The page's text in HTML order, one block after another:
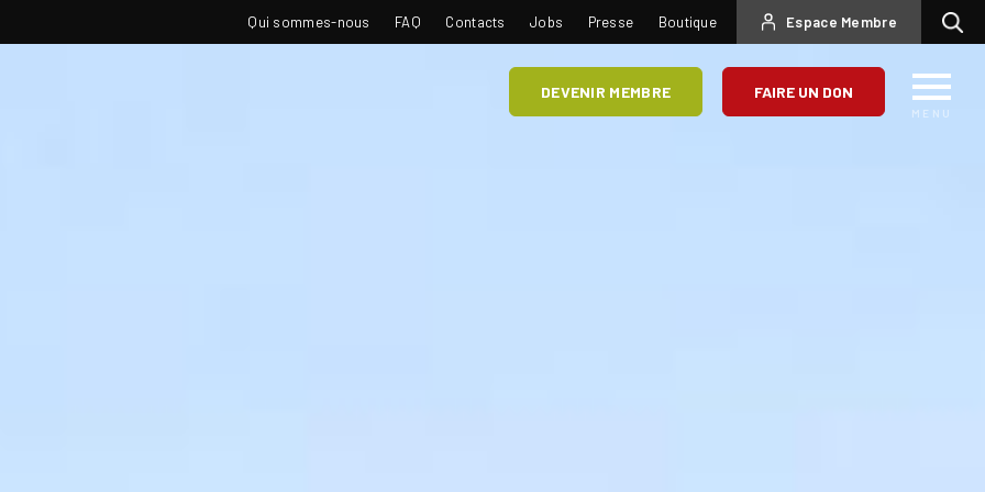
USER
ACCOUNT
MENU
Espace Membre
TOP
NAVIGATION
Qui sommes-nous FAQ Contacts Jobs Presse Boutique
DEVENIR MEMBRE FAIRE UN DON
MENU